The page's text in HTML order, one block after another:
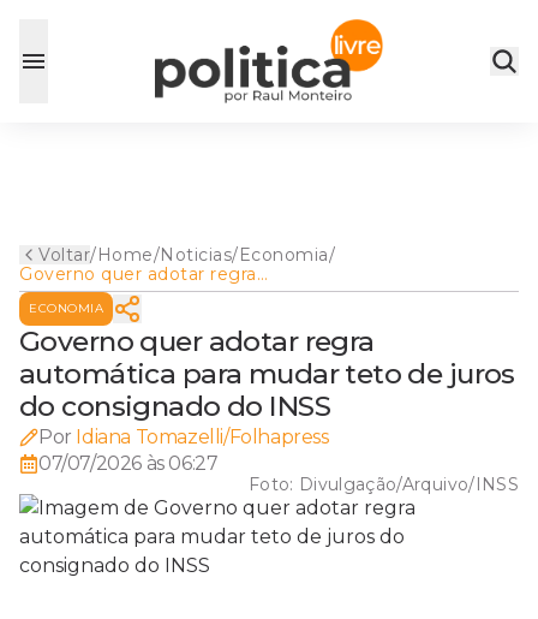
Voltar/Home/Noticias/Economia/
Governo quer adotar regra
automática para mudar teto
de juros do consignado do
INSS
ECONOMIA
Governo quer adotar regra
automática para mudar teto de juros
do consignado do INSS
Por Idiana Tomazelli/Folhapress
07/07/2026 às 06:27
Foto: Divulgação/Arquivo/INSS